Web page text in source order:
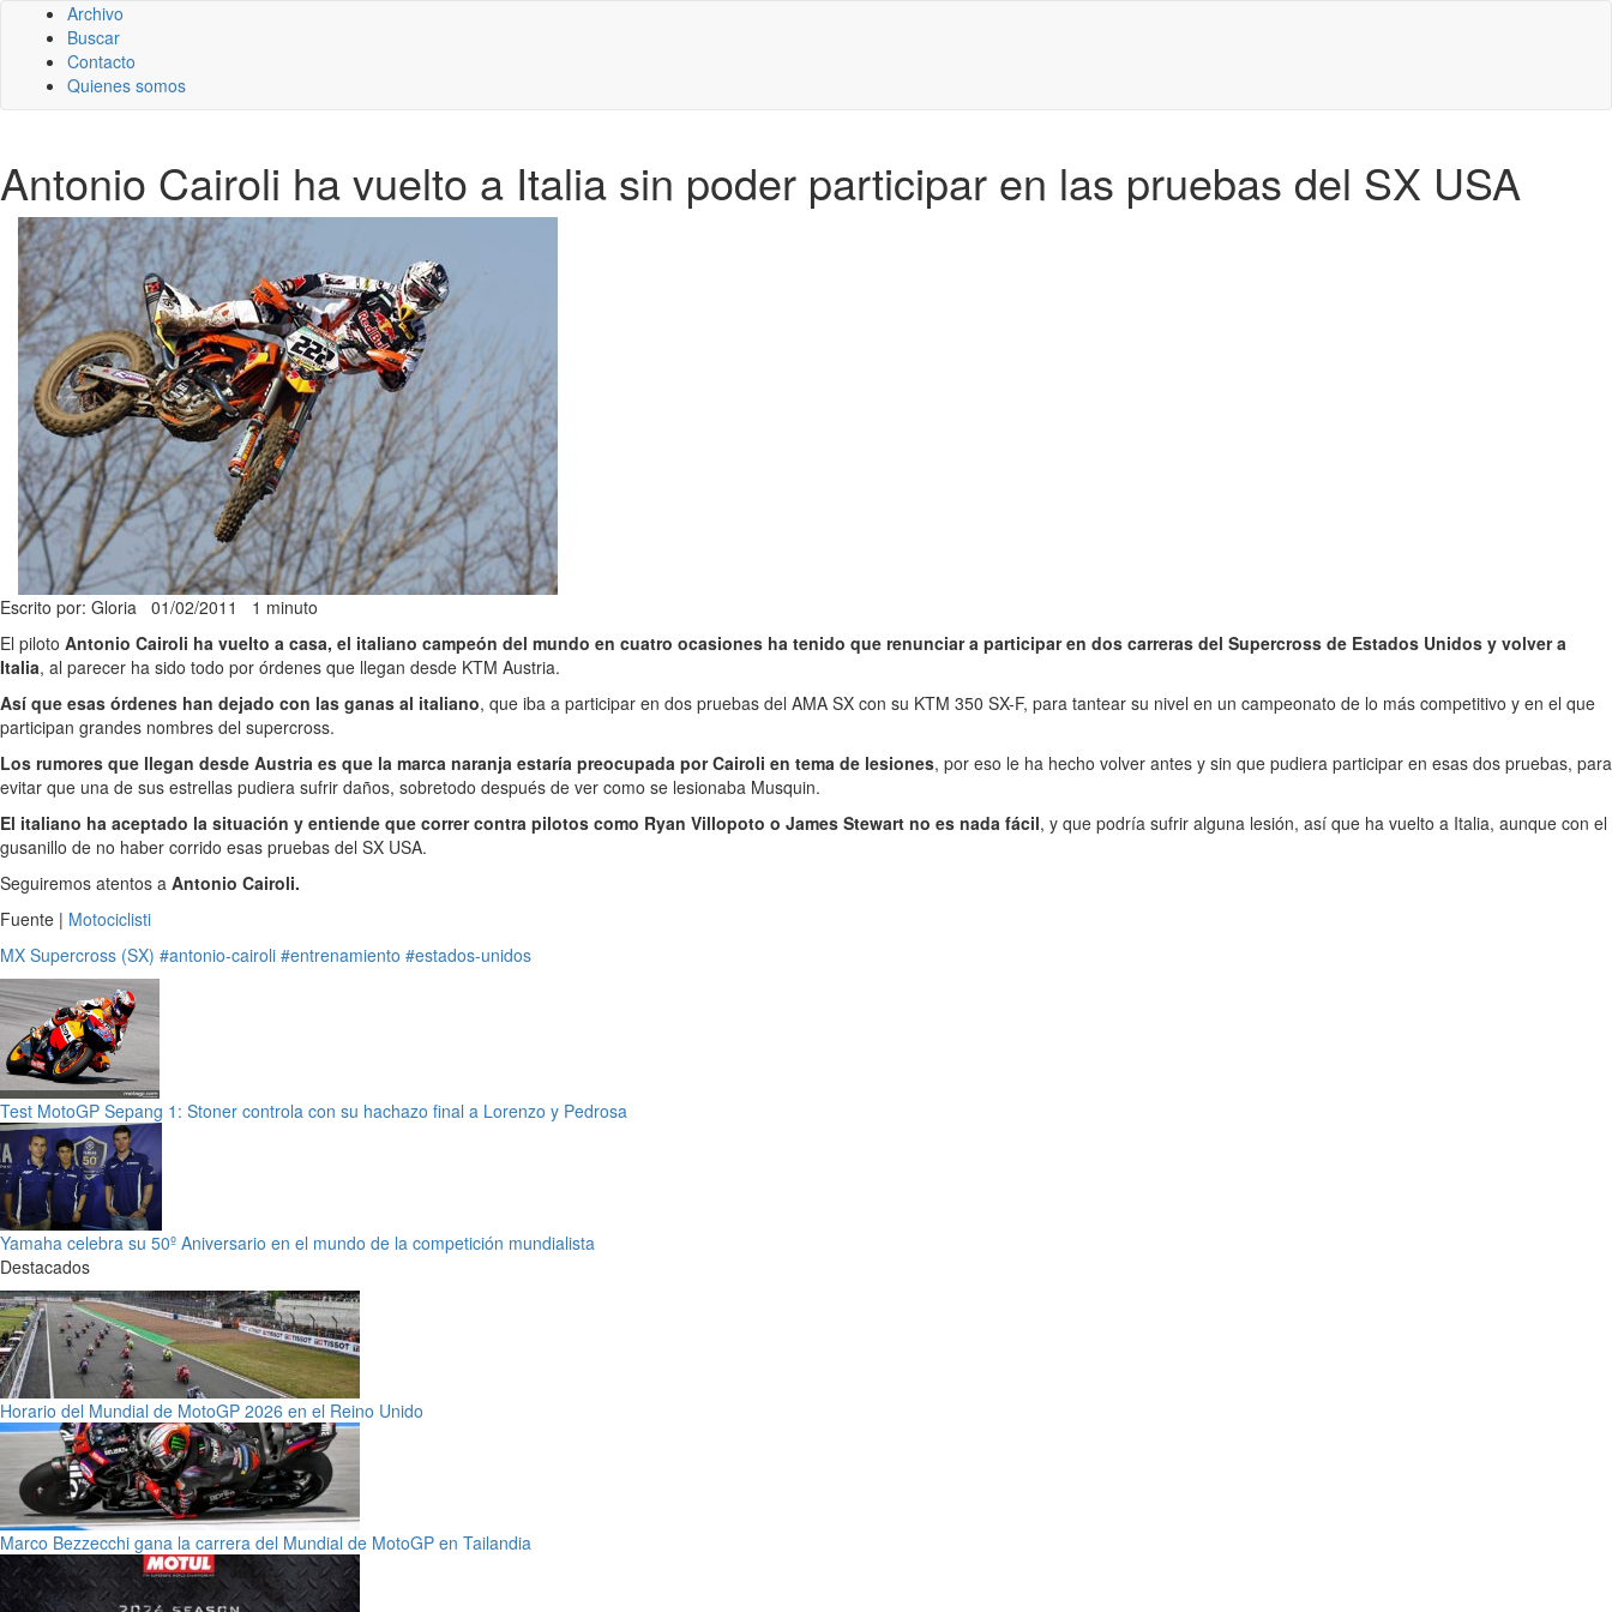
Archivo
Buscar
Contacto
Quienes somos
Antonio Cairoli ha vuelto a Italia sin poder participar en las pruebas del SX USA
Escrito por: Gloria 01/02/2011 1 minuto
El piloto Antonio Cairoli ha vuelto a casa, el italiano campeón del mundo en cuatro ocasiones ha tenido que renunciar a participar en dos carreras del Supercross de Estados Unidos y volver a
Italia, al parecer ha sido todo por órdenes que llegan desde KTM Austria.
Así que esas órdenes han dejado con las ganas al italiano, que iba a participar en dos pruebas del AMA SX con su KTM 350 SX-F, para tantear su nivel en un campeonato de lo más competitivo y en el que
participan grandes nombres del supercross.
Los rumores que llegan desde Austria es que la marca naranja estaría preocupada por Cairoli en tema de lesiones, por eso le ha hecho volver antes y sin que pudiera participar en esas dos pruebas, para
evitar que una de sus estrellas pudiera sufrir daños, sobretodo después de ver como se lesionaba Musquin.
El italiano ha aceptado la situación y entiende que correr contra pilotos como Ryan Villopoto o James Stewart no es nada fácil, y que podría sufrir alguna lesión, así que ha vuelto a Italia, aunque con el
gusanillo de no haber corrido esas pruebas del SX USA.
Seguiremos atentos a Antonio Cairoli.
Fuente | Motociclisti
MX Supercross (SX) #antonio-cairoli #entrenamiento #estados-unidos
Test MotoGP Sepang 1: Stoner controla con su hachazo final a Lorenzo y Pedrosa
Yamaha celebra su 50º Aniversario en el mundo de la competición mundialista
Destacados
Horario del Mundial de MotoGP 2026 en el Reino Unido
Marco Bezzecchi gana la carrera del Mundial de MotoGP en Tailandia